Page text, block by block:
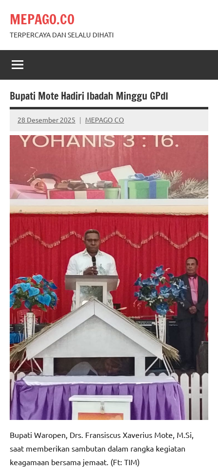
content
MEPAGO.CO
TERPERCAYA DAN SELALU DIHATI
Bupati Mote Hadiri Ibadah Minggu GPdI
28 Desember 2025 MEPAGO CO
No
comments
Bupati Waropen, Drs. Fransiscus Xaverius Mote, M.Si,
saat memberikan sambutan dalam rangka kegiatan
keagamaan bersama jemaat. (Ft: TIM)